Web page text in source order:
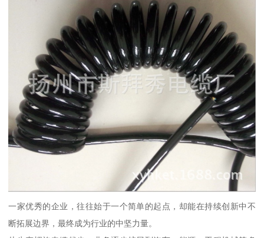
一家优秀的企业，往往始于一个简单的起点，却能在持续创新中不
断拓展边界，最终成为行业的中坚力量。